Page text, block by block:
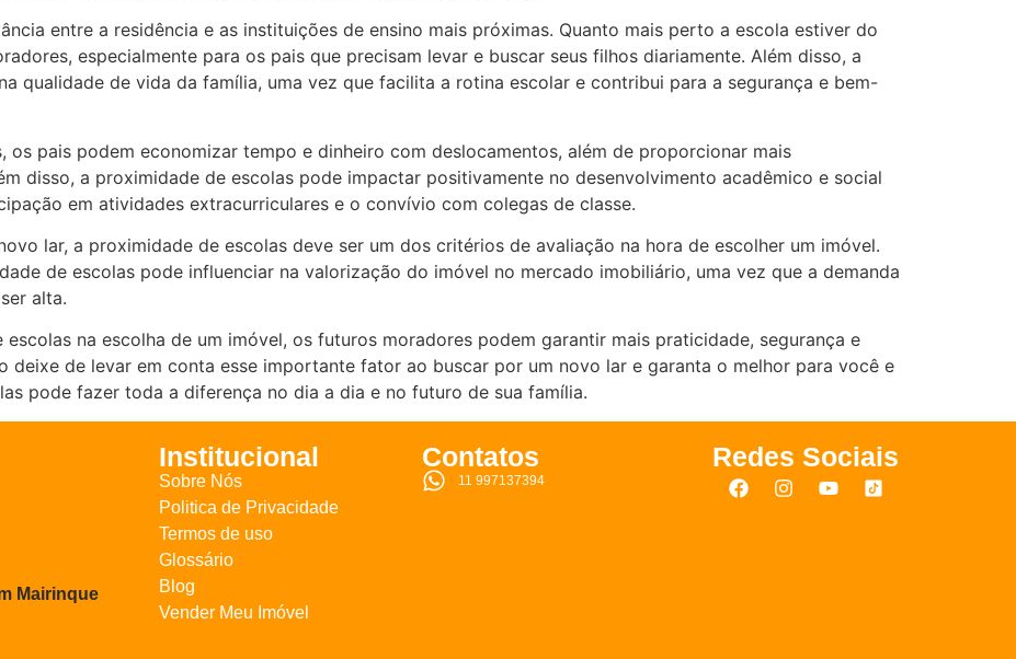
entre a residência e as instituições de ensino mais próximas. Quanto mais perto a escola estiver do
especialmente para os pais que precisam levar e buscar seus filhos diariamente. Além disso, a
qualidade de vida da família, uma vez que facilita a rotina escolar e contribui para a segurança e bem-
os pais podem economizar tempo e dinheiro com deslocamentos, além de proporcionar mais
disso, a proximidade de escolas pode impactar positivamente no desenvolvimento acadêmico e social
em atividades extracurriculares e o convívio com colegas de classe.
lar, a proximidade de escolas deve ser um dos critérios de avaliação na hora de escolher um imóvel.
de escolas pode influenciar na valorização do imóvel no mercado imobiliário, uma vez que a demanda
alta.
na escolha de um imóvel, os futuros moradores podem garantir mais praticidade, segurança e
deixe de levar em conta esse importante fator ao buscar por um novo lar e garanta o melhor para você e
pode fazer toda a diferença no dia a dia e no futuro de sua família.
Mairinque
Institucional
Sobre Nós
Politica de Privacidade
Termos de uso
Glossário
Blog
Vender Meu Imóvel
Contatos
11 997137394
Redes Sociais